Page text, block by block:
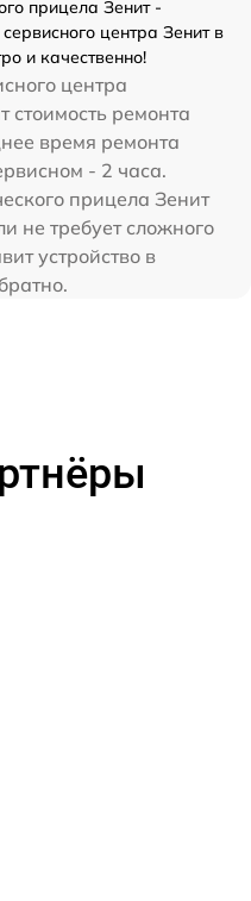
прицела Зенит -
центра Зенит в
и качественно!
центра
стоимость ремонта
время ремонта
- 2 часа.
прицела Зенит
не требует сложного
устройство в